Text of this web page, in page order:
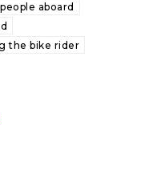
aboard
the bike rider